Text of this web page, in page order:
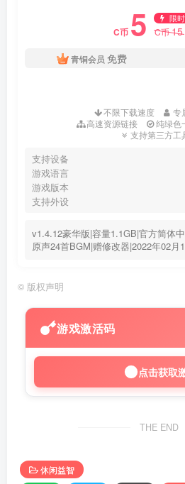
C币 5 限
C币15
青铜会员 免费
不限下载速度 专
高速资源链接
纯绿色
支持第三方工
支持设备
游戏语言
游戏版本
支持外设
v1.4.12豪华版|容量1.1GB|官方简体
原声24首BGM|赠修改器|2022年02月
© 版权声明
游戏激活码
点击获取
THE END
休闲益智